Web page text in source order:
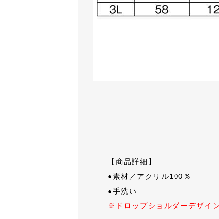
【商品詳細】
●素材／アクリル100％
●手洗い
※ドロップショルダーデザイ